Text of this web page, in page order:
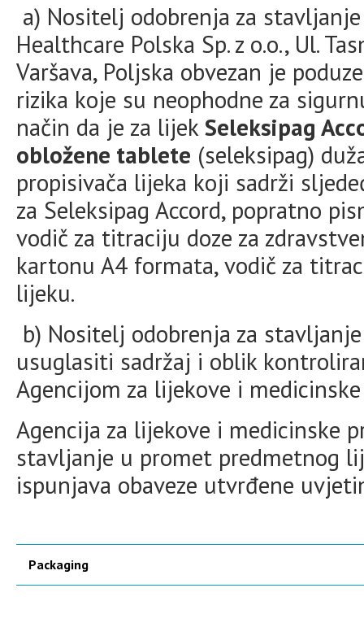
a) Nositelj odobrenja za
Healthcare Polska Sp. z o.o., Ul.
Varšava, Poljska obvezan je
rizika koje su neophodne za
način da je za lijekSeleksipag
obložene tablete (seleksipag)
propisivača lijeka koji sadrži
za Seleksipag Accord, popratno
vodič za titraciju doze za
kartonu A4 formata, vodič za
lijeku.
b) Nositelj odobrenja za
usuglasiti sadržaj i oblik
Agencijom za lijekove i
Agencija za lijekove i medicinske
stavljanje u promet predmetnog
ispunjava obaveze utvrđene
Packaging